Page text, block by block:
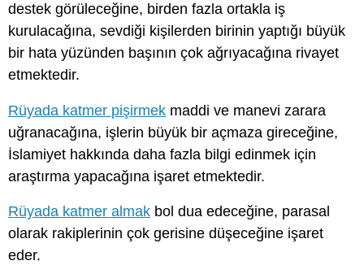
destek görüleceğine, birden fazla ortakla iş
kurulacağına, sevdiği kişilerden birinin yaptığı büyük
bir hata yüzünden başının çok ağrıyacağına rivayet
etmektedir.
Rüyada katmer pişirmek maddi ve manevi zarara
uğranacağına, işlerin büyük bir açmaza gireceğine,
İslamiyet hakkında daha fazla bilgi edinmek için
araştırma yapacağına işaret etmektedir.
Rüyada katmer almak bol dua edeceğine, parasal
olarak rakiplerinin çok gerisine düşeceğine işaret
eder.